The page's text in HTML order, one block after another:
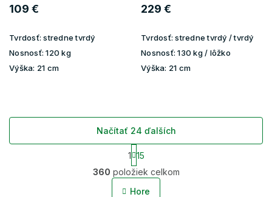
109 €
Tvrdosť: stredne tvrdý
Nosnosť: 120 kg
Výška: 21 cm
229 €
Tvrdosť: stredne tvrdý / tvrdý
Nosnosť: 130 kg / lôžko
Výška: 21 cm
O
v
l
Načítať 24 ďalších
S
t
r
á
n
1 15
360 položiek celkom
Hore